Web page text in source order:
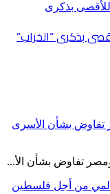
بذكرى “الخراب”
تفاوض بشأن الأسرى
تفاوض بشأن الأ...
من أجل فلسطين